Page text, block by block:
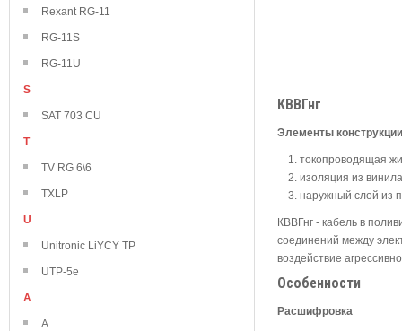
Rexant RG-11
RG-11S
RG-11U
S
SAT 703 CU
T
TV RG 6\6
TXLP
U
Unitronic LiYCY TP
UTP-5e
А
А
КВВГнг
Элементы конструкции
токопроводящая
изоляция из
наружный слой из
КВВГнг - кабель в
соединений между
воздействие
Особенности
Расшифровка